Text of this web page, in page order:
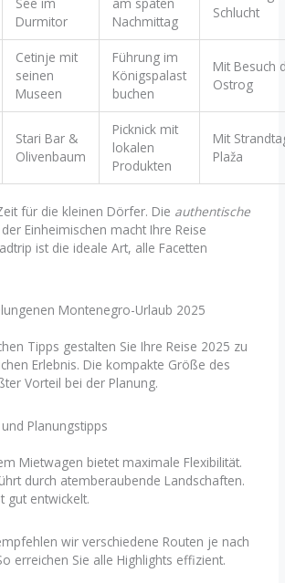
Durmitor
Nachmittag
Schlucht
Cetinje mit
seinen
Museen
Führung im
Königspalast
buchen
Mit Besuch
Ostrog
Stari Bar &
Olivenbaum
Picknick mit
lokalen
Produkten
Mit
Plaža
für die kleinen Dörfer. Die authentische
Einheimischen macht Ihre Reise
ist die ideale Art, alle Facetten
Montenegro-Urlaub 2025
Tipps gestalten Sie Ihre Reise 2025 zu
Erlebnis. Die kompakte Größe des
Vorteil bei der Planung.
Planungstipps
Mietwagen bietet maximale Flexibilität.
durch atemberaubende Landschaften.
gut entwickelt.
wir verschiedene Routen je nach
erreichen Sie alle Highlights effizient.